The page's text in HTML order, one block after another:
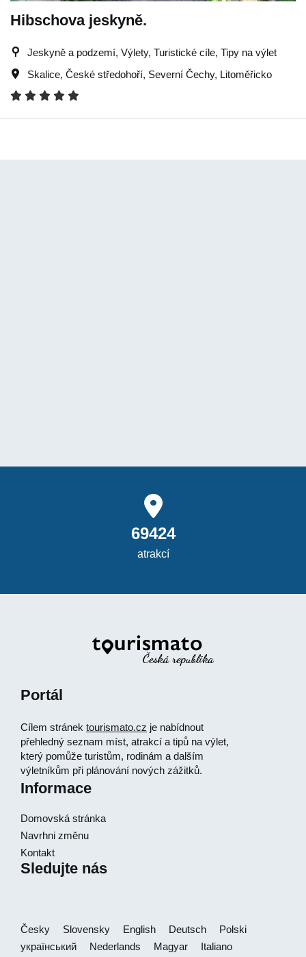
Hibschova jeskyně.
Jeskyně a podzemí, Výlety, Turistické cíle, Tipy na výlet
Skalice, České středohoří, Severní Čechy, Litoměřicko
69424
atrakcí
Portál
Cílem stránek tourismato.cz je nabídnout
přehledný seznam míst, atrakcí a tipů na výlet,
který pomůže turistům, rodinám a dalším
výletníkům při plánování nových zážitků.
Informace
Domovská stránka
Navrhni změnu
Kontakt
Sledujte nás
Česky Slovensky English Deutsch
Polski
український
Nederlands Magyar Italiano